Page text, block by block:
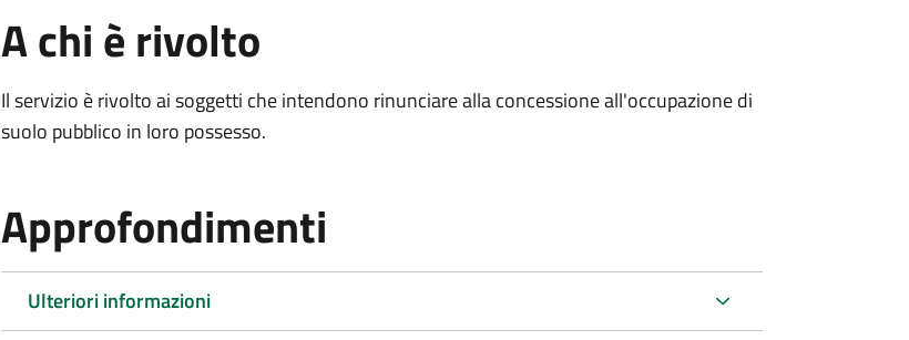
A chi è rivolto
Il servizio è rivolto ai soggetti che intendono rinunciare alla concessione all'occupazione di
suolo pubblico in loro possesso.
Approfondimenti
Ulteriori informazioni